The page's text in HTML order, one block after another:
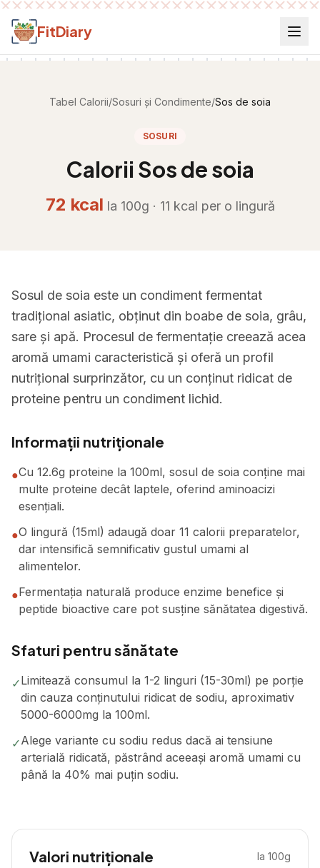
Salt la conținut
FitDiary
Tabel Calorii/Sosuri și Condimente/Sos de soia
SOSURI
Calorii Sos de soia
72 kcal la 100g · 11 kcal per o lingură
Sosul de soia este un condiment fermentat
tradițional asiatic, obținut din boabe de soia, grâu,
sare și apă. Procesul de fermentație creează acea
aromă umami caracteristică și oferă un profil
nutrițional surprinzător, cu un conținut ridicat de
proteine pentru un condiment lichid.
Informații nutriționale
●Cu 12.6g proteine la 100ml, sosul de soia conține mai
multe proteine decât laptele, oferind aminoacizi
esențiali.
●O lingură (15ml) adaugă doar 11 calorii preparatelor,
dar intensifică semnificativ gustul umami al
alimentelor.
●Fermentația naturală produce enzime benefice și
peptide bioactive care pot susține sănătatea digestivă.
Sfaturi pentru sănătate
✓Limitează consumul la 1-2 linguri (15-30ml) pe porție
din cauza conținutului ridicat de sodiu, aproximativ
5000-6000mg la 100ml.
✓Alege variante cu sodiu redus dacă ai tensiune
arterială ridicată, păstrând aceeași aromă umami cu
până la 40% mai puțin sodiu.
Valori nutriționale la 100g